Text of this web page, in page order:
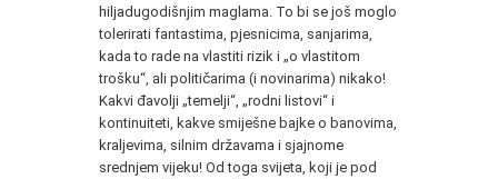
hiljadugodišnjim maglama. To bi se još moglo
tolerirati fantastima, pjesnicima, sanjarima,
kada to rade na vlastiti rizik i „o vlastitom
trošku“, ali političarima (i novinarima) nikako!
Kakvi đavolji „temelji“, „rodni listovi“ i
kontinuiteti, kakve smiješne bajke o banovima,
kraljevima, silnim državama i sjajnome
srednjem vijeku! Od toga svijeta, koji je pod